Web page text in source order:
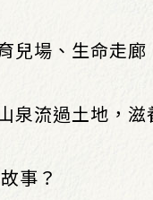
兒場、生命走廊
泉流過土地，滋
事？